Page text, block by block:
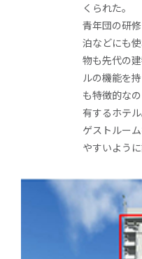
くられた。
青年団の研
泊などにも
物も先代の
ルの機能を
も特徴的な
有するホテ
ゲストルー
やすいよう